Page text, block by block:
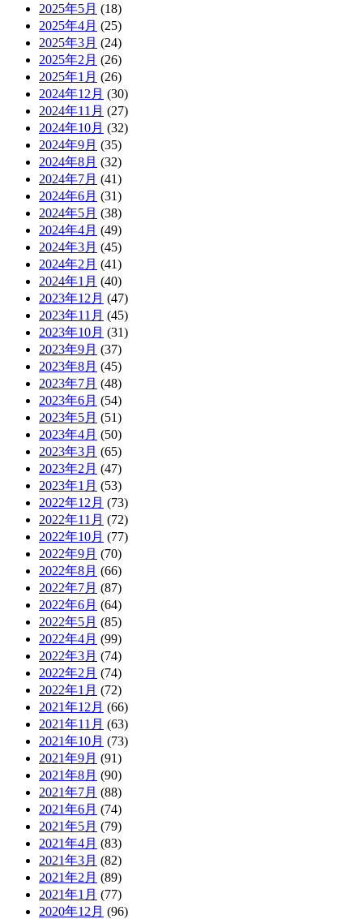
2025年5月 (18)
2025年4月 (25)
2025年3月 (24)
2025年2月 (26)
2025年1月 (26)
2024年12月 (30)
2024年11月 (27)
2024年10月 (32)
2024年9月 (35)
2024年8月 (32)
2024年7月 (41)
2024年6月 (31)
2024年5月 (38)
2024年4月 (49)
2024年3月 (45)
2024年2月 (41)
2024年1月 (40)
2023年12月 (47)
2023年11月 (45)
2023年10月 (31)
2023年9月 (37)
2023年8月 (45)
2023年7月 (48)
2023年6月 (54)
2023年5月 (51)
2023年4月 (50)
2023年3月 (65)
2023年2月 (47)
2023年1月 (53)
2022年12月 (73)
2022年11月 (72)
2022年10月 (77)
2022年9月 (70)
2022年8月 (66)
2022年7月 (87)
2022年6月 (64)
2022年5月 (85)
2022年4月 (99)
2022年3月 (74)
2022年2月 (74)
2022年1月 (72)
2021年12月 (66)
2021年11月 (63)
2021年10月 (73)
2021年9月 (91)
2021年8月 (90)
2021年7月 (88)
2021年6月 (74)
2021年5月 (79)
2021年4月 (83)
2021年3月 (82)
2021年2月 (89)
2021年1月 (77)
2020年12月 (96)